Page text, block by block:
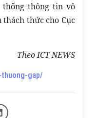
thống thông tin vô
thức cho Cục
Theo ICT NEWS
gap/